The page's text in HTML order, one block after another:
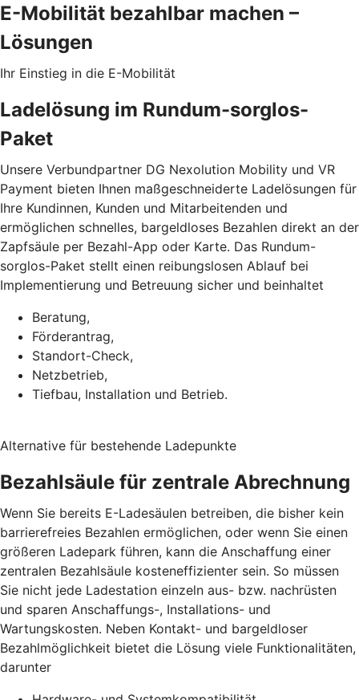
E-Mobilität bezahlbar machen –
Lösungen
Ihr Einstieg in die E-Mobilität
Ladelösung im Rundum-sorglos-
Paket
Unsere Verbundpartner DG Nexolution Mobility und VR
Payment bieten Ihnen maßgeschneiderte Ladelösungen für
Ihre Kundinnen, Kunden und Mitarbeitenden und
ermöglichen schnelles, bargeldloses Bezahlen direkt an der
Zapfsäule per Bezahl-App oder Karte. Das Rundum-
sorglos-Paket stellt einen reibungslosen Ablauf bei
Implementierung und Betreuung sicher und beinhaltet
Beratung,
Förderantrag,
Standort-Check,
Netzbetrieb,
Tiefbau, Installation und Betrieb.
Alternative für bestehende Ladepunkte
Bezahlsäule für zentrale Abrechnung
Wenn Sie bereits E-Ladesäulen betreiben, die bisher kein
barrierefreies Bezahlen ermöglichen, oder wenn Sie einen
größeren Ladepark führen, kann die Anschaffung einer
zentralen Bezahlsäule kosteneffizienter sein. So müssen
Sie nicht jede Ladestation einzeln aus- bzw. nachrüsten
und sparen Anschaffungs-, Installations- und
Wartungskosten. Neben Kontakt- und bargeldloser
Bezahlmöglichkeit bietet die Lösung viele Funktionalitäten,
darunter